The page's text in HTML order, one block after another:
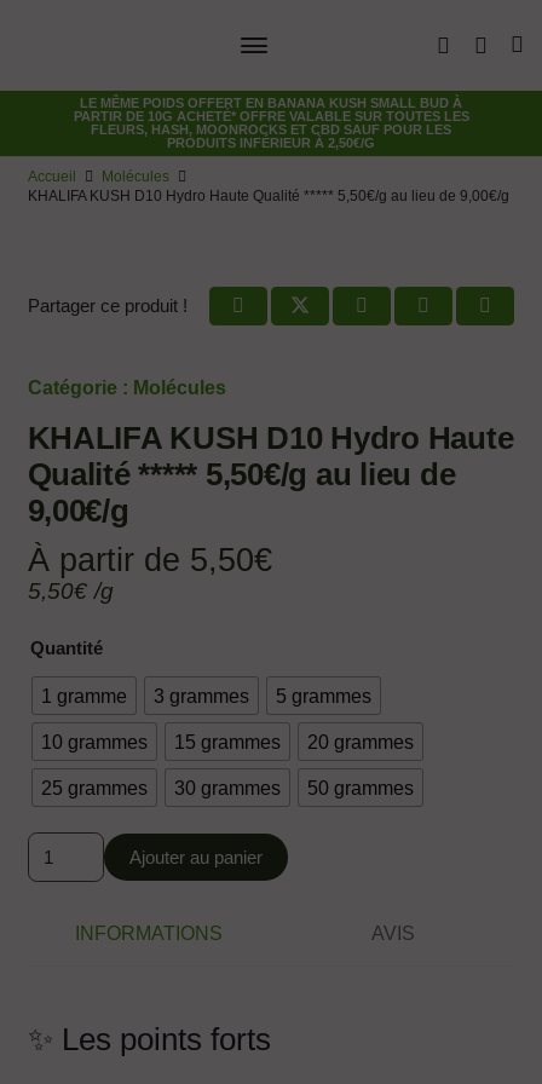
LE MÊME POIDS OFFERT EN BANANA KUSH SMALL BUD À
PARTIR DE 10G ACHETÉ* OFFRE VALABLE SUR TOUTES LES
FLEURS, HASH, MOONROCKS ET CBD SAUF POUR LES
PRODUITS INFÉRIEUR À 2,50€/G
Accueil
Molécules
KHALIFA KUSH D10 Hydro Haute Qualité ***** 5,50€/g au lieu de 9,00€/g
Partager ce produit !
Catégorie : Molécules
KHALIFA KUSH D10 Hydro Haute
Qualité ***** 5,50€/g au lieu de
9,00€/g
À partir de 5,50€
5,50€ /g
Quantité
1 gramme 3 grammes 5 grammes
10 grammes 15 grammes 20 grammes
25 grammes 30 grammes 50 grammes
quantité
de
KUSH
Qualité
Ajouter au panier
INFORMATIONS AVIS
✨ Les points forts